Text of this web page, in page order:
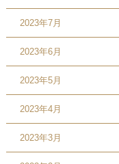
2023年7月
2023年6月
2023年5月
2023年4月
2023年3月